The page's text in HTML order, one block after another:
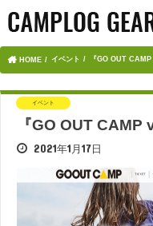
HOME イベント 『GO OUT
イベント
『GO OUT CAMP
2021年1月17日